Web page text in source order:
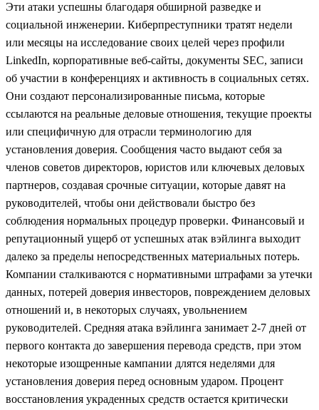
Эти атаки успешны благодаря обширной разведке и
социальной инженерии. Киберпреступники тратят недели
или месяцы на исследование своих целей через профили
LinkedIn, корпоративные веб-сайты, документы SEC, записи
об участии в конференциях и активность в социальных сетях.
Они создают персонализированные письма, которые
ссылаются на реальные деловые отношения, текущие проекты
или специфичную для отрасли терминологию для
установления доверия. Сообщения часто выдают себя за
членов советов директоров, юристов или ключевых деловых
партнеров, создавая срочные ситуации, которые давят на
руководителей, чтобы они действовали быстро без
соблюдения нормальных процедур проверки. Финансовый и
репутационный ущерб от успешных атак вэйлинга выходит
далеко за пределы непосредственных материальных потерь.
Компании сталкиваются с нормативными штрафами за утечки
данных, потерей доверия инвесторов, повреждением деловых
отношений и, в некоторых случаях, увольнением
руководителей. Средняя атака вэйлинга занимает 2-7 дней от
первого контакта до завершения перевода средств, при этом
некоторые изощренные кампании длятся неделями для
установления доверия перед основным ударом. Процент
восстановления украденных средств остается критически